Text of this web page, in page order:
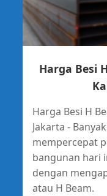
Harga Besi
Harga Besi H
Jakarta -
mempercepat
bangunan hari
dengan
atau H Beam.